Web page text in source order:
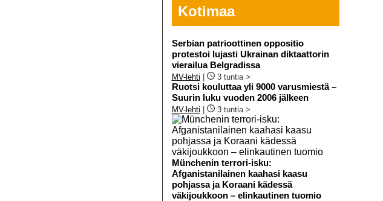
Kotimaa
Serbian patrioottinen oppositio
protestoi lujasti Ukrainan diktaattorin
vierailua Belgradissa
MV-lehti 3 tuntia >
Ruotsi kouluttaa yli 9000 varusmiestä –
Suurin luku vuoden 2006 jälkeen
MV-lehti 3 tuntia >
Münchenin terrori-isku:
Afganistanilainen kaahasi kaasu
pohjassa ja Koraani kädessä
väkijoukkoon – elinkautinen tuomio